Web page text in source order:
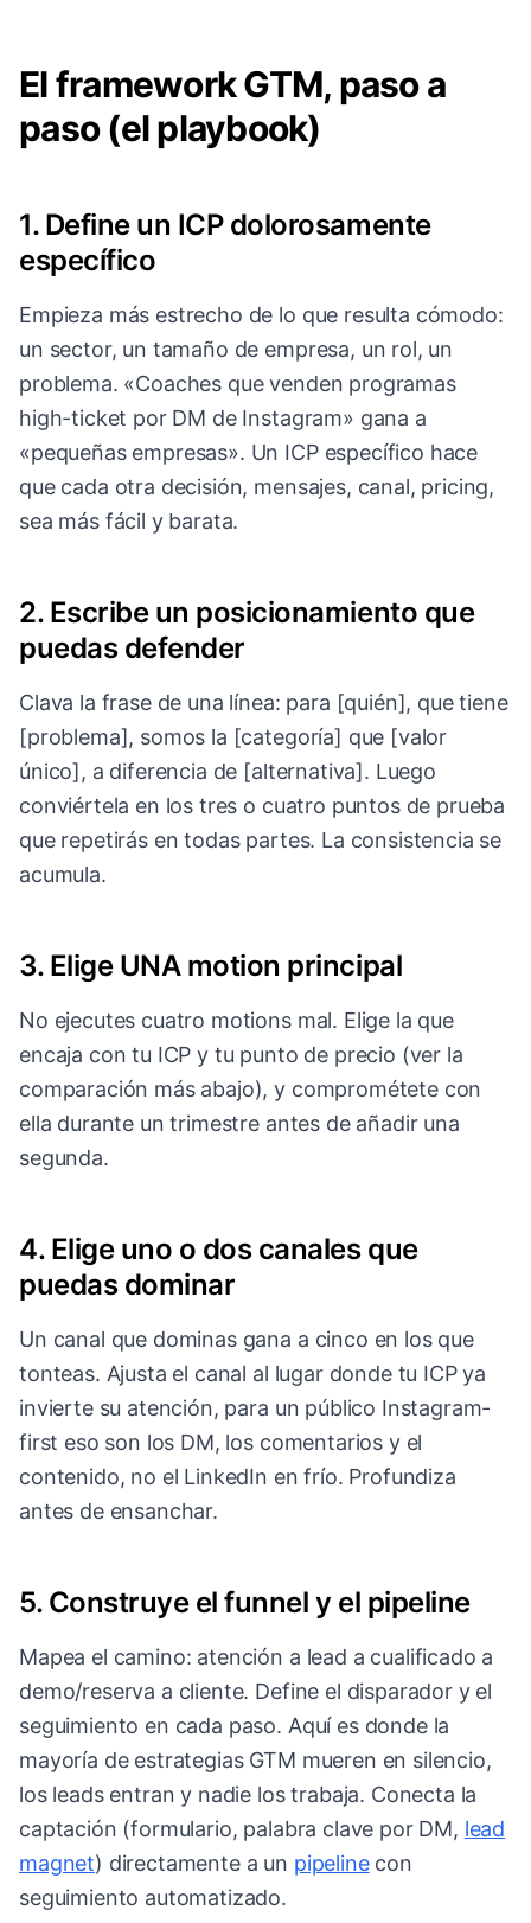
El framework GTM, paso a
paso (el playbook)
1. Define un ICP dolorosamente
específico
Empieza más estrecho de lo que resulta cómodo:
un sector, un tamaño de empresa, un rol, un
problema. «Coaches que venden programas
high-ticket por DM de Instagram» gana a
«pequeñas empresas». Un ICP específico hace
que cada otra decisión, mensajes, canal, pricing,
sea más fácil y barata.
2. Escribe un posicionamiento que
puedas defender
Clava la frase de una línea: para [quién], que tiene
[problema], somos la [categoría] que [valor
único], a diferencia de [alternativa]. Luego
conviértela en los tres o cuatro puntos de prueba
que repetirás en todas partes. La consistencia se
acumula.
3. Elige UNA motion principal
No ejecutes cuatro motions mal. Elige la que
encaja con tu ICP y tu punto de precio (ver la
comparación más abajo), y comprométete con
ella durante un trimestre antes de añadir una
segunda.
4. Elige uno o dos canales que
puedas dominar
Un canal que dominas gana a cinco en los que
tonteas. Ajusta el canal al lugar donde tu ICP ya
invierte su atención, para un público Instagram-
first eso son los DM, los comentarios y el
contenido, no el LinkedIn en frío. Profundiza
antes de ensanchar.
5. Construye el funnel y el pipeline
Mapea el camino: atención a lead a cualificado a
demo/reserva a cliente. Define el disparador y el
seguimiento en cada paso. Aquí es donde la
mayoría de estrategias GTM mueren en silencio,
los leads entran y nadie los trabaja. Conecta la
captación (formulario, palabra clave por DM, lead
magnet) directamente a un pipelinecon
seguimiento automatizado.